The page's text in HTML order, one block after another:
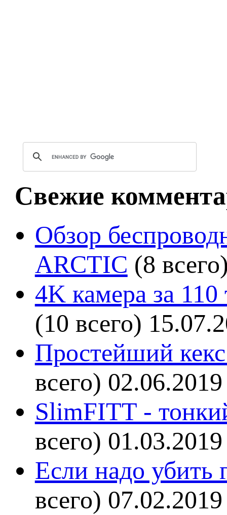
Свежие
Обзор
ARCTIC (8
4K камера за
(10 всего)
Простейший кекс
всего) 02.06.2019
SlimFITT -
всего) 01.03.2019
Если надо убить
всего) 07.02.2019